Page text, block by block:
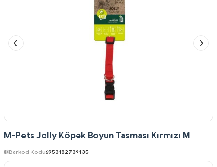
M-Pets Jolly Köpek Boyun Tasması Kırmızı M
Barkod Kodu6953182739135